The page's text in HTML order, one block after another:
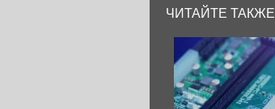
ЧИТАЙТЕ ТАКЖЕ